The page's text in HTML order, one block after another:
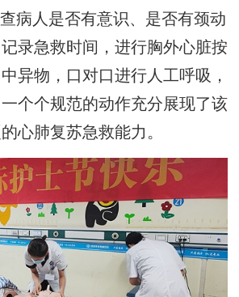
病人是否有意识、是否有颈动
录急救时间，进行胸外心脏按
异物，口对口进行人工呼吸，
个个规范的动作充分展现了该
心肺复苏急救能力。